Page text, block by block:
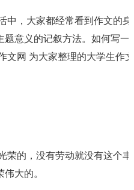
意义的记叙方法。如何写
文网 为大家整理的大学生作
大的。